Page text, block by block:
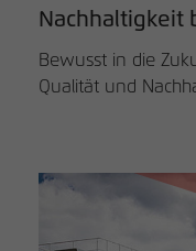
Nachhaltigkeit
Bewusst in die
Qualität und